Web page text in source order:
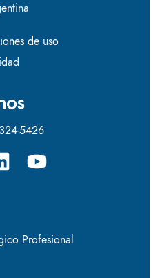
de uso
5426
Profesional